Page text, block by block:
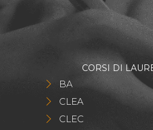
CORSI DI
BA
CLEA
CLEC